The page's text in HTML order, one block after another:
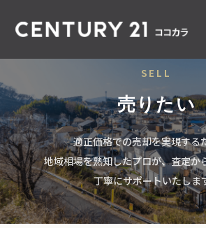
SELL
売りたい
適正価格での売却を実現する
地域相場を熟知したプロが、査定か
丁寧にサポートいたしま